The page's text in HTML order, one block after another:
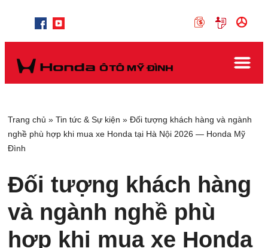
Trang chủ » Tin tức & Sự kiện » Đối tượng khách hàng và ngành
nghề phù hợp khi mua xe Honda tại Hà Nội 2026 — Honda Mỹ
Đình
Đối tượng khách hàng
và ngành nghề phù
hợp khi mua xe Honda